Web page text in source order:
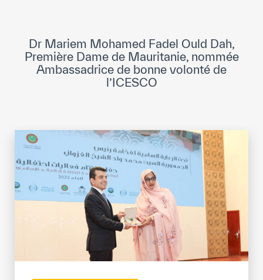
Normes Internationales de Qualité et
d’Excellence
Secrétariat Général
Partenariats
Notre impact
Objectifs de développement durable
Données et perspectives
Dr Mariem Mohamed Fadel Ould Dah,
Première Dame de Mauritanie, nommée
Ambassadrice de bonne volonté de
l’ICESCO